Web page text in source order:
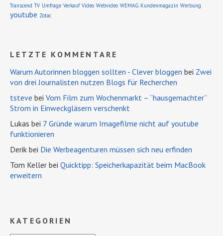
Transcend TV Umfrage Verkauf Video Webvideo WEMAG Kundenmagazin Werbung
youtube Zotac
LETZTE KOMMENTARE
Warum Autorinnen bloggen sollten - Clever bloggen bei Zwei
von drei Journalisten nutzen Blogs für Recherchen
tsteve bei Vom Film zum Wochenmarkt – “hausgemachter”
Strom in Einweckgläsern verschenkt
Lukas bei 7 Gründe warum Imagefilme nicht auf youtube
funktionieren
Derik bei Die Werbeagenturen müssen sich neu erfinden
Tom Keller bei Quicktipp: Speicherkapazität beim MacBook
erweitern
KATEGORIEN